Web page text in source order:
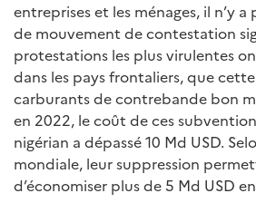
entreprises et les ménages, il n’y a
de mouvement de contestation
protestations les plus virulentes
dans les pays frontaliers, que
carburants de contrebande bon
en 2022, le coût de ces
nigérian a dépassé 10 Md USD.
mondiale, leur suppression
d’économiser plus de 5 Md USD